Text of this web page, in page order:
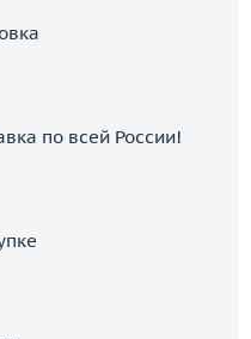
по всей России!